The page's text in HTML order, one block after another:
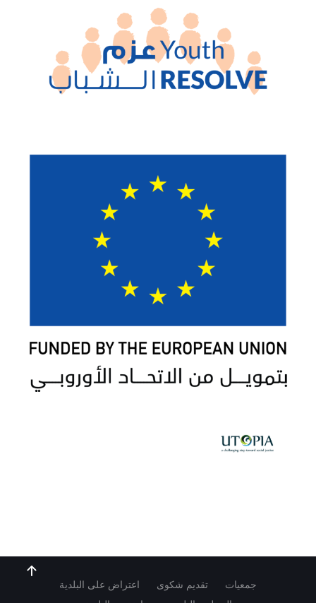
جمعيات تقديم شكوى
اعتراض على البلدية